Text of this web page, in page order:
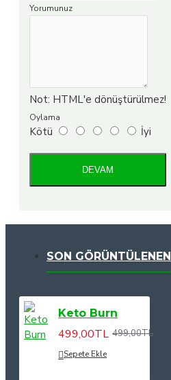
Yorumunuz
Not: HTML'e dönüştürülmez!
Oylama
Kötü İyi
DEVAM
SON GÖRÜNTÜLENEN
Keto Burn
499,00TL 499,00TL
Sepete Ekle